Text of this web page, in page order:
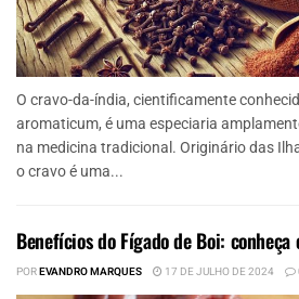
O cravo-da-índia, cientificamente
aromaticum, é uma especiaria
na medicina tradicional. Originário das
o cravo é uma...
Benefícios do Fígado de Boi:
POREVANDRO MARQUES 17 DE JULHO DE 2024